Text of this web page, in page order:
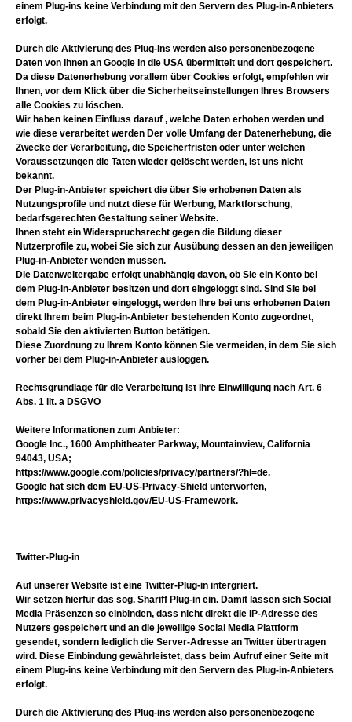
einem Plug-ins keine Verbindung mit den Servern des Plug-in-Anbieters
erfolgt.
Durch die Aktivierung des Plug-ins werden also personenbezogene
Daten von Ihnen an Google in die USA übermittelt und dort gespeichert.
Da diese Datenerhebung vorallem über Cookies erfolgt, empfehlen wir
Ihnen, vor dem Klick über die Sicherheitseinstellungen Ihres Browsers
alle Cookies zu löschen.
Wir haben keinen Einfluss darauf , welche Daten erhoben werden und
wie diese verarbeitet werden Der volle Umfang der Datenerhebung, die
Zwecke der Verarbeitung, die Speicherfristen oder unter welchen
Voraussetzungen die Taten wieder gelöscht werden, ist uns nicht
bekannt.
Der Plug-in-Anbieter speichert die über Sie erhobenen Daten als
Nutzungsprofile und nutzt diese für Werbung, Marktforschung,
bedarfsgerechten Gestaltung seiner Website.
Ihnen steht ein Widerspruchsrecht gegen die Bildung dieser
Nutzerprofile zu, wobei Sie sich zur Ausübung dessen an den jeweiligen
Plug-in-Anbieter wenden müssen.
Die Datenweitergabe erfolgt unabhängig davon, ob Sie ein Konto bei
dem Plug-in-Anbieter besitzen und dort eingeloggt sind. Sind Sie bei
dem Plug-in-Anbieter eingeloggt, werden Ihre bei uns erhobenen Daten
direkt Ihrem beim Plug-in-Anbieter bestehenden Konto zugeordnet,
sobald Sie den aktivierten Button betätigen.
Diese Zuordnung zu Ihrem Konto können Sie vermeiden, in dem Sie sich
vorher bei dem Plug-in-Anbieter ausloggen.
Rechtsgrundlage für die Verarbeitung ist Ihre Einwilligung nach Art. 6
Abs. 1 lit. a DSGVO
Weitere Informationen zum Anbieter:
Google Inc., 1600 Amphitheater Parkway, Mountainview, California
94043, USA;
https://www.google.com/policies/privacy/partners/?hl=de.
Google hat sich dem EU-US-Privacy-Shield unterworfen,
https://www.privacyshield.gov/EU-US-Framework.
Twitter-Plug-in
Auf unserer Website ist eine Twitter-Plug-in intergriert.
Wir setzen hierfür das sog. Shariff Plug-in ein. Damit lassen sich Social
Media Präsenzen so einbinden, dass nicht direkt die IP-Adresse des
Nutzers gespeichert und an die jeweilige Social Media Plattform
gesendet, sondern lediglich die Server-Adresse an Twitter übertragen
wird. Diese Einbindung gewährleistet, dass beim Aufruf einer Seite mit
einem Plug-ins keine Verbindung mit den Servern des Plug-in-Anbieters
erfolgt.
Durch die Aktivierung des Plug-ins werden also personenbezogene